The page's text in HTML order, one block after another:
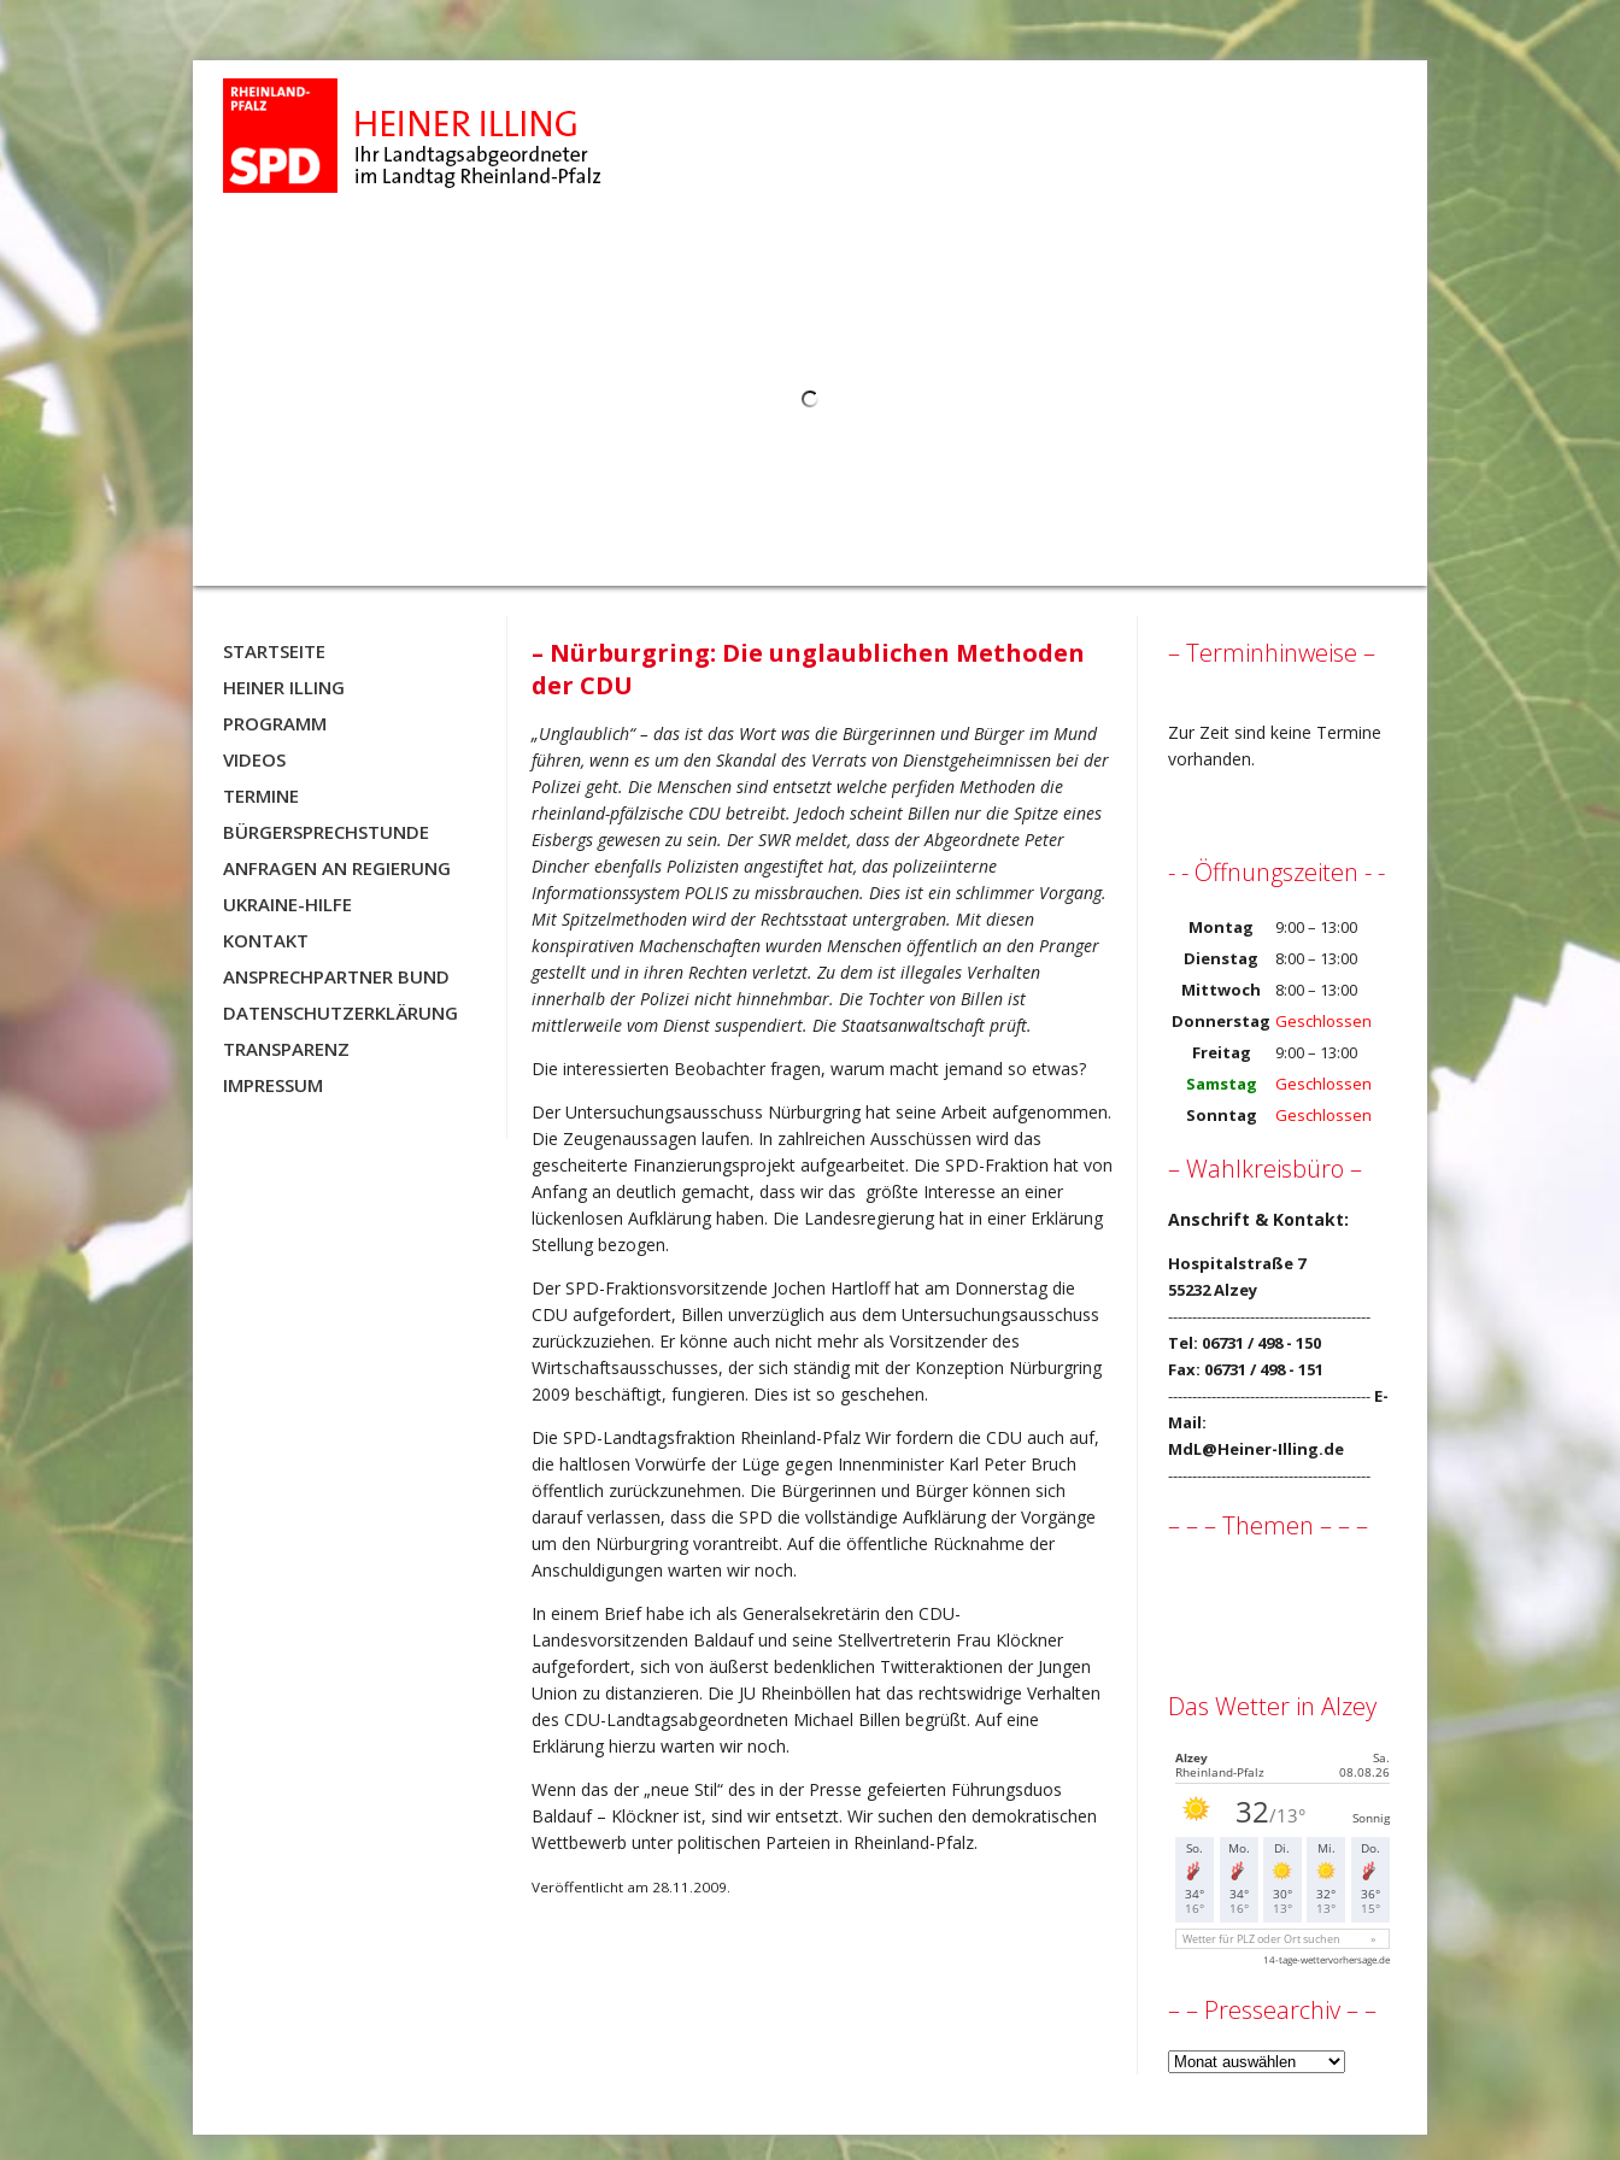
STARTSEITE
HEINER ILLING
PROGRAMM
VIDEOS
TERMINE
BÜRGERSPRECHSTUNDE
ANFRAGEN AN REGIERUNG
UKRAINE-HILFE
KONTAKT
ANSPRECHPARTNER BUND
DATENSCHUTZERKLÄRUNG
TRANSPARENZ
IMPRESSUM
– Nürburgring: Die unglaublichen Methoden
der CDU
„Unglaublich“ – das ist das Wort was die Bürgerinnen und Bürger im Mund
führen, wenn es um den Skandal des Verrats von Dienstgeheimnissen bei der
Polizei geht. Die Menschen sind entsetzt welche perfiden Methoden die
rheinland-pfälzische CDU betreibt. Jedoch scheint Billen nur die Spitze eines
Eisbergs gewesen zu sein. Der SWR meldet, dass der Abgeordnete Peter
Dincher ebenfalls Polizisten angestiftet hat, das polizeiinterne
Informationssystem POLIS zu missbrauchen. Dies ist ein schlimmer Vorgang.
Mit Spitzelmethoden wird der Rechtsstaat untergraben. Mit diesen
konspirativen Machenschaften wurden Menschen öffentlich an den Pranger
gestellt und in ihren Rechten verletzt. Zu dem ist illegales Verhalten
innerhalb der Polizei nicht hinnehmbar. Die Tochter von Billen ist
mittlerweile vom Dienst suspendiert. Die Staatsanwaltschaft prüft.
Die interessierten Beobachter fragen, warum macht jemand so etwas?
Der Untersuchungsausschuss Nürburgring hat seine Arbeit aufgenommen.
Die Zeugenaussagen laufen. In zahlreichen Ausschüssen wird das
gescheiterte Finanzierungsprojekt aufgearbeitet. Die SPD-Fraktion hat von
Anfang an deutlich gemacht, dass wir das größte Interesse an einer
lückenlosen Aufklärung haben. Die Landesregierung hat in einer Erklärung
Stellung bezogen.
Der SPD-Fraktionsvorsitzende Jochen Hartloff hat am Donnerstag die
CDU aufgefordert, Billen unverzüglich aus dem Untersuchungsausschuss
zurückzuziehen. Er könne auch nicht mehr als Vorsitzender des
Wirtschaftsausschusses, der sich ständig mit der Konzeption Nürburgring
2009 beschäftigt, fungieren. Dies ist so geschehen.
Die SPD-Landtagsfraktion Rheinland-Pfalz Wir fordern die CDU auch auf,
die haltlosen Vorwürfe der Lüge gegen Innenminister Karl Peter Bruch
öffentlich zurückzunehmen. Die Bürgerinnen und Bürger können sich
darauf verlassen, dass die SPD die vollständige Aufklärung der Vorgänge
um den Nürburgring vorantreibt. Auf die öffentliche Rücknahme der
Anschuldigungen warten wir noch.
In einem Brief habe ich als Generalsekretärin den CDU-
Landesvorsitzenden Baldauf und seine Stellvertreterin Frau Klöckner
aufgefordert, sich von äußerst bedenklichen Twitteraktionen der Jungen
Union zu distanzieren. Die JU Rheinböllen hat das rechtswidrige Verhalten
des CDU-Landtagsabgeordneten Michael Billen begrüßt. Auf eine
Erklärung hierzu warten wir noch.
Wenn das der „neue Stil“ des in der Presse gefeierten Führungsduos
Baldauf – Klöckner ist, sind wir entsetzt. Wir suchen den demokratischen
Wettbewerb unter politischen Parteien in Rheinland-Pfalz.
Veröffentlicht am 28.11.2009.
– Terminhinweise –
Zur Zeit sind keine Termine
vorhanden.
- - Öffnungszeiten - -
Montag
9:00 – 13:00
Dienstag
8:00 – 13:00
Mittwoch
8:00 – 13:00
Donnerstag Geschlossen
Freitag
9:00 – 13:00
Samstag
Geschlossen
Sonntag
Geschlossen
– Wahlkreisbüro –
Anschrift & Kontakt:
Hospitalstraße 7
55232 Alzey
------------------------------------------
Tel: 06731 / 498 - 150
Fax: 06731 / 498 - 151
------------------------------------------ E-
Mail:
MdL@Heiner-Illing.de
------------------------------------------
– – – Themen – – –
Das Wetter in Alzey
– – Pressearchiv – –
–